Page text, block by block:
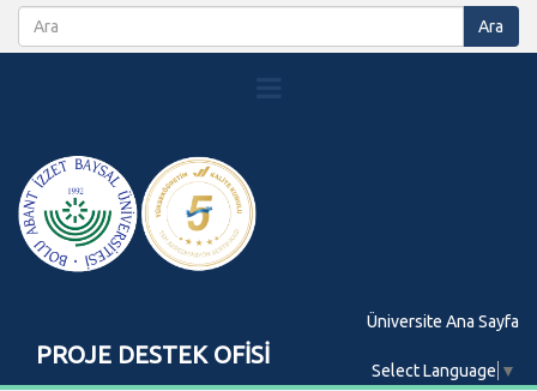
PROJE DESTEK OFİSİ
Üniversite Ana Sayfa
Select Language ▼